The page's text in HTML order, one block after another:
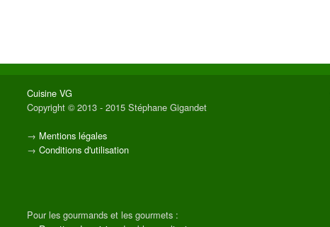
Cuisine VG
Copyright © 2013 - 2015 Stéphane Gigandet
→ Mentions légales
→ Conditions d'utilisation
Pour les gourmands et les gourmets :